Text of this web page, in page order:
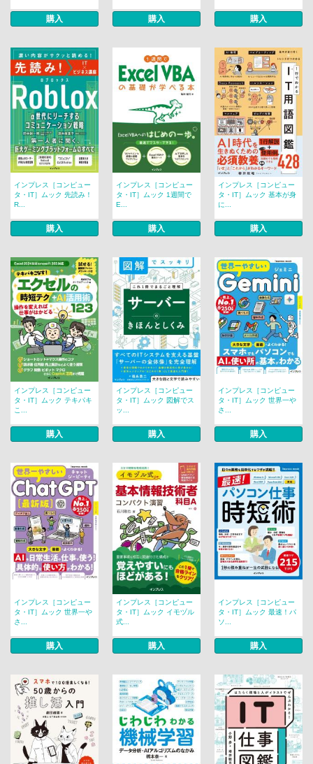
購入 購入 購入
インプレス［コンピュー
タ・IT］ムック 先読み！
R...
購入
インプレス［コンピュー
タ・IT］ムック 1週間で
E...
購入
インプレス［コンピュー
タ・IT］ムック 基本が身
に...
購入
インプレス［コンピュー
タ・IT］ムック テキパキ
こ...
購入
インプレス［コンピュー
タ・IT］ムック 図解でス
ッ...
購入
インプレス［コンピュー
タ・IT］ムック 世界一や
さ...
購入
インプレス［コンピュー
タ・IT］ムック 世界一や
さ...
購入
インプレス［コンピュー
タ・IT］ムック イモヅル
式...
購入
インプレス［コンピュー
タ・IT］ムック 最速！パ
ソ...
購入